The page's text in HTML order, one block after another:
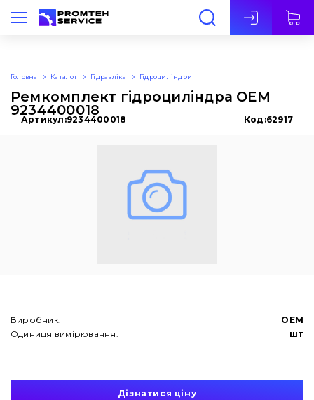
Укр
Головна Каталог Гідравліка Гідроциліндри
Ремкомплект гідроциліндра OEM
9234400018
Артикул:9234400018 Код:62917
Виробник:
OEM
Одиниця вимірювання:
шт
Дізнатися ціну